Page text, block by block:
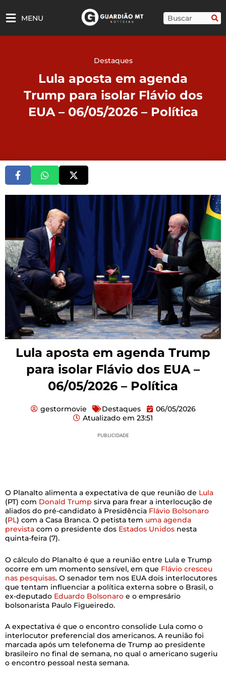
para
MENU Pesquisar
Destaques
Lula aposta em agenda
Trump para isolar Flávio dos
EUA – 06/05/2026 – Política
Lula aposta em agenda Trump
para isolar Flávio dos EUA –
06/05/2026 – Política
gestormovie Destaques
06/05/2026
Atualizado em 23:51
PUBLICIDADE
O Planalto alimenta a expectativa de que reunião de Lula
(PT) com Donald Trump sirva para frear a interlocução de
aliados do pré-candidato à Presidência Flávio Bolsonaro
(PL) com a Casa Branca. O petista tem uma agenda
prevista com o presidente dos Estados Unidos nesta
quinta-feira (7).
O cálculo do Planalto é que a reunião entre Lula e Trump
ocorre em um momento sensível, em que Flávio cresceu
nas pesquisas. O senador tem nos EUA dois interlocutores
que tentam influenciar a política externa sobre o Brasil, o
ex-deputado Eduardo Bolsonaro e o empresário
bolsonarista Paulo Figueiredo.
A expectativa é que o encontro consolide Lula como o
interlocutor preferencial dos americanos. A reunião foi
marcada após um telefonema de Trump ao presidente
brasileiro no final de semana, no qual o americano sugeriu
o encontro pessoal nesta semana.